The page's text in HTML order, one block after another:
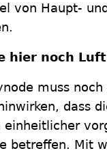
von Haupt- und
hier noch
muss
dass
einheitlicher
betreffen. Mit